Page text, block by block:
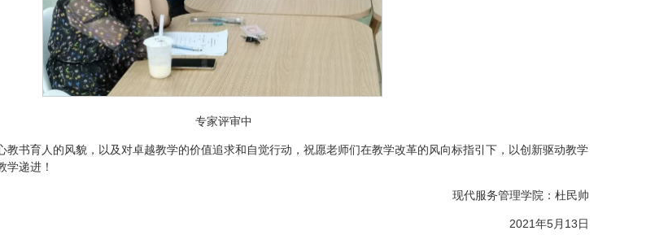
专家评审中
教书育人的风貌，以及对卓越教学的价值追求和自觉行动，祝愿老师们在教学改革的风向标指引下，以创新驱动教学
学递进！
现代服务管理学院：杜民帅
2021年5月13日